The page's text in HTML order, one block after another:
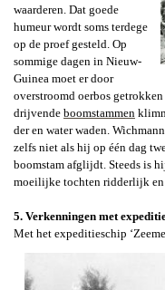
waarderen. Dat goede
humeur wordt soms terdege
op de proef gesteld. Op
sommige dagen in Nieuw-
Guinea moet er door
overstroomd oerbos
drijvende boomstammen
der en water waden.
zelfs niet als hij op één dag
boomstam afglijdt. Steeds is
moeilijke tochten ridderlijk en
5. Verkenningen met
Met het expeditieschip ‘